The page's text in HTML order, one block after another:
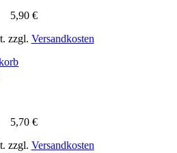
5,90 €
zzgl. Versandkosten
5,70 €
zzgl. Versandkosten